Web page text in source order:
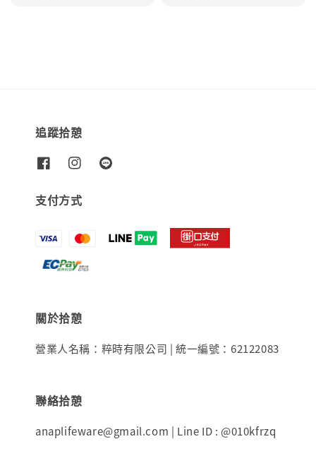
追蹤拾憩
支付方式
關於拾憩
營業人名稱：粹時有限公司 | 統一編號：62122083
聯絡拾憩
anaplifeware@gmail.com | Line ID : @010kfrzq